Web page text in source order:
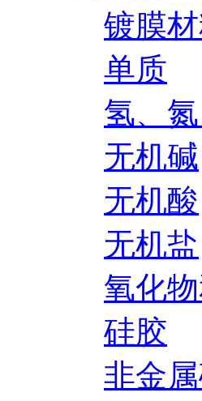
镀膜
单质
氢、
无机碱
无机酸
无机盐
氧化
硅胶
非金